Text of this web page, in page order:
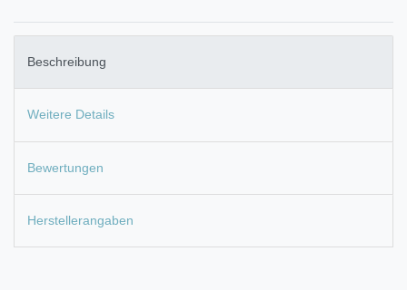
Beschreibung
Weitere Details
Bewertungen
Herstellerangaben